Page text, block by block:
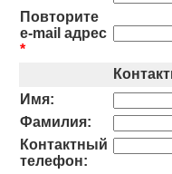
Повторите
e-mail адрес
*
Имя:
Фамилия:
Контактный
телефон: